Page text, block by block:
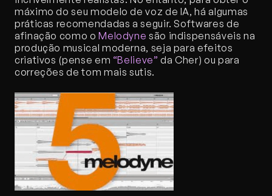
máximo do seu modelo de voz de IA, há algumas
práticas recomendadas a seguir. Softwares de
afinação como o Melodyne são indispensáveis na
produção musical moderna, seja para efeitos
criativos (pense em “Believe” da Cher) ou para
correções de tom mais sutis.